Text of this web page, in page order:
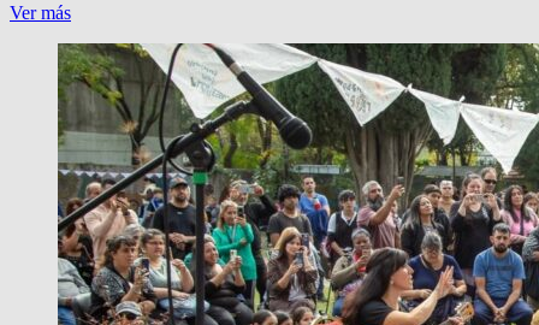
Ver másAMNESTY,
LA
PRENSA
ARGENTINA